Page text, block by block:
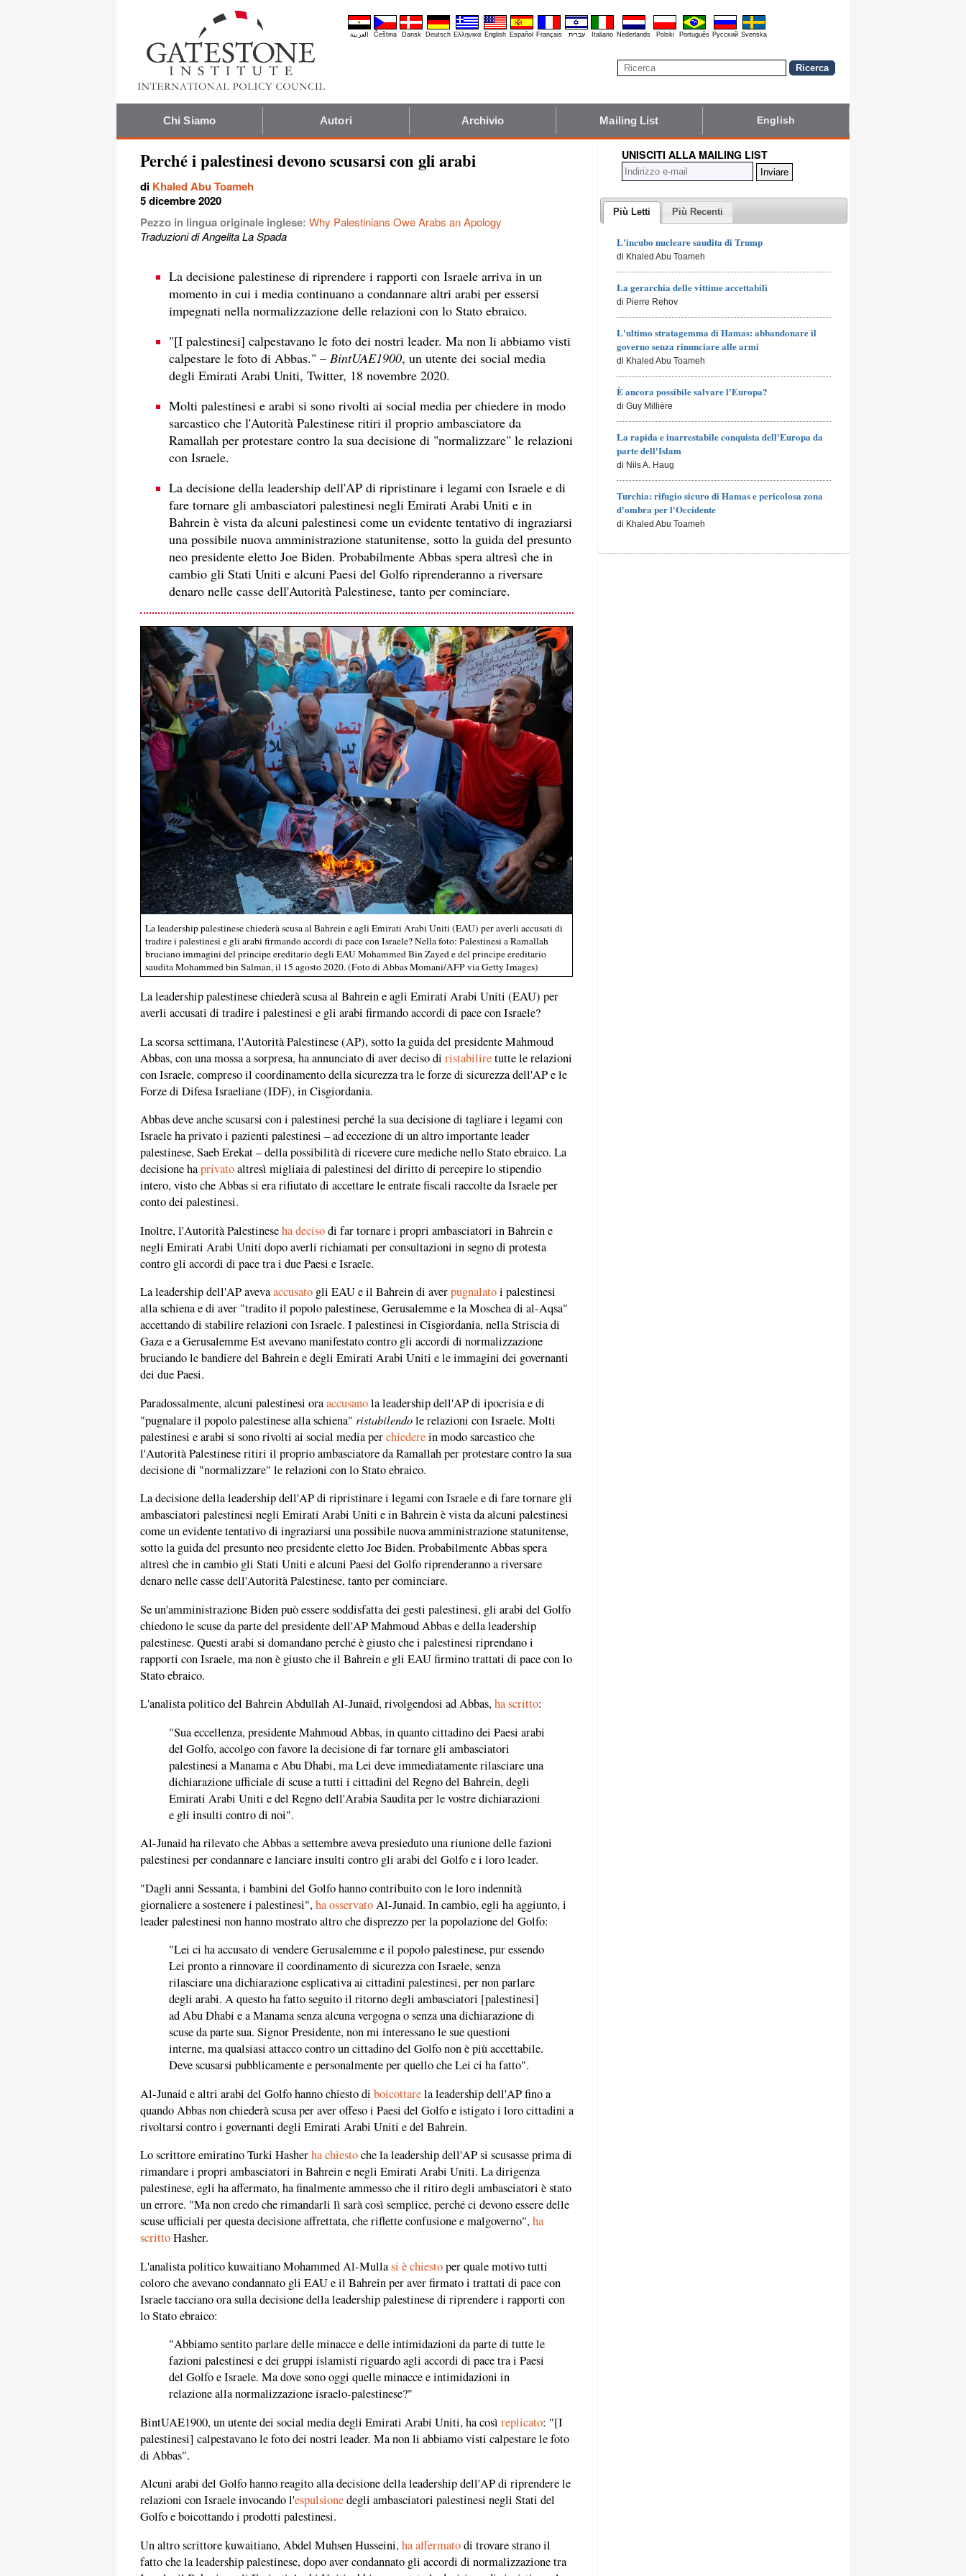
العربية Čeština Dansk Deutsch Ελληνικά English Español Français עברית Italiano Nederlands Polski Português Pyccĸий Svenska
Chi Siamo Autori Archivio Mailing List English
Perché i palestinesi devono scusarsi con gli arabi
di Khaled Abu Toameh
5 dicembre 2020
Pezzo in lingua originale inglese: Why Palestinians Owe Arabs an Apology
Traduzioni di Angelita La Spada
La decisione palestinese di riprendere i rapporti con Israele arriva in un
momento in cui i media continuano a condannare altri arabi per essersi
impegnati nella normalizzazione delle relazioni con lo Stato ebraico.
"[I palestinesi] calpestavano le foto dei nostri leader. Ma non li abbiamo visti
calpestare le foto di Abbas." – BintUAE1900, un utente dei social media
degli Emirati Arabi Uniti, Twitter, 18 novembre 2020.
Molti palestinesi e arabi si sono rivolti ai social media per chiedere in modo
sarcastico che l'Autorità Palestinese ritiri il proprio ambasciatore da
Ramallah per protestare contro la sua decisione di "normalizzare" le relazioni
con Israele.
La decisione della leadership dell'AP di ripristinare i legami con Israele e di
fare tornare gli ambasciatori palestinesi negli Emirati Arabi Uniti e in
Bahrein è vista da alcuni palestinesi come un evidente tentativo di ingraziarsi
una possibile nuova amministrazione statunitense, sotto la guida del presunto
neo presidente eletto Joe Biden. Probabilmente Abbas spera altresì che in
cambio gli Stati Uniti e alcuni Paesi del Golfo riprenderanno a riversare
denaro nelle casse dell'Autorità Palestinese, tanto per cominciare.
La leadership palestinese chiederà scusa al Bahrein e agli Emirati Arabi Uniti (EAU) per averli accusati di
tradire i palestinesi e gli arabi firmando accordi di pace con Israele? Nella foto: Palestinesi a Ramallah
bruciano immagini del principe ereditario degli EAU Mohammed Bin Zayed e del principe ereditario
saudita Mohammed bin Salman, il 15 agosto 2020. (Foto di Abbas Momani/AFP via Getty Images)
La leadership palestinese chiederà scusa al Bahrein e agli Emirati Arabi Uniti (EAU) per
averli accusati di tradire i palestinesi e gli arabi firmando accordi di pace con Israele?
La scorsa settimana, l'Autorità Palestinese (AP), sotto la guida del presidente Mahmoud
Abbas, con una mossa a sorpresa, ha annunciato di aver deciso di ristabiliretutte le relazioni
con Israele, compreso il coordinamento della sicurezza tra le forze di sicurezza dell'AP e le
Forze di Difesa Israeliane (IDF), in Cisgiordania.
Abbas deve anche scusarsi con i palestinesi perché la sua decisione di tagliare i legami con
Israele ha privato i pazienti palestinesi – ad eccezione di un altro importante leader
palestinese, Saeb Erekat – della possibilità di ricevere cure mediche nello Stato ebraico. La
decisione haprivatoaltresì migliaia di palestinesi del diritto di percepire lo stipendio
intero, visto che Abbas si era rifiutato di accettare le entrate fiscali raccolte da Israele per
conto dei palestinesi.
Inoltre, l'Autorità Palestineseha decisodi far tornare i propri ambasciatori in Bahrein e
negli Emirati Arabi Uniti dopo averli richiamati per consultazioni in segno di protesta
contro gli accordi di pace tra i due Paesi e Israele.
La leadership dell'AP avevaaccusato gli EAU e il Bahrein di averpugnalatoi palestinesi
alla schiena e di aver "tradito il popolo palestinese, Gerusalemme e la Moschea di al-Aqsa"
accettando di stabilire relazioni con Israele. I palestinesi in Cisgiordania, nella Striscia di
Gaza e a Gerusalemme Est avevano manifestato contro gli accordi di normalizzazione
bruciando le bandiere del Bahrein e degli Emirati Arabi Uniti e le immagini dei governanti
dei due Paesi.
Paradossalmente, alcuni palestinesi oraaccusanola leadership dell'AP di ipocrisia e di
"pugnalare il popolo palestinese alla schiena" ristabilendole relazioni con Israele. Molti
palestinesi e arabi si sono rivolti ai social media perchiederein modo sarcastico che
l'Autorità Palestinese ritiri il proprio ambasciatore da Ramallah per protestare contro la sua
decisione di "normalizzare" le relazioni con lo Stato ebraico.
La decisione della leadership dell'AP di ripristinare i legami con Israele e di fare tornare gli
ambasciatori palestinesi negli Emirati Arabi Uniti e in Bahrein è vista da alcuni palestinesi
come un evidente tentativo di ingraziarsi una possibile nuova amministrazione statunitense,
sotto la guida del presunto neo presidente eletto Joe Biden. Probabilmente Abbas spera
altresì che in cambio gli Stati Uniti e alcuni Paesi del Golfo riprenderanno a riversare
denaro nelle casse dell'Autorità Palestinese, tanto per cominciare.
Se un'amministrazione Biden può essere soddisfatta dei gesti palestinesi, gli arabi del Golfo
chiedono le scuse da parte del presidente dell'AP Mahmoud Abbas e della leadership
palestinese. Questi arabi si domandano perché è giusto che i palestinesi riprendano i
rapporti con Israele, ma non è giusto che il Bahrein e gli EAU firmino trattati di pace con lo
Stato ebraico.
L'analista politico del Bahrein Abdullah Al-Junaid, rivolgendosi ad Abbas,ha scritto:
"Sua eccellenza, presidente Mahmoud Abbas, in quanto cittadino dei Paesi arabi
del Golfo, accolgo con favore la decisione di far tornare gli ambasciatori
palestinesi a Manama e Abu Dhabi, ma Lei deve immediatamente rilasciare una
dichiarazione ufficiale di scuse a tutti i cittadini del Regno del Bahrein, degli
Emirati Arabi Uniti e del Regno dell'Arabia Saudita per le vostre dichiarazioni
e gli insulti contro di noi".
Al-Junaid ha rilevato che Abbas a settembre aveva presieduto una riunione delle fazioni
palestinesi per condannare e lanciare insulti contro gli arabi del Golfo e i loro leader.
"Dagli anni Sessanta, i bambini del Golfo hanno contribuito con le loro indennità
giornaliere a sostenere i palestinesi",ha osservatoAl-Junaid. In cambio, egli ha aggiunto, i
leader palestinesi non hanno mostrato altro che disprezzo per la popolazione del Golfo:
"Lei ci ha accusato di vendere Gerusalemme e il popolo palestinese, pur essendo
Lei pronto a rinnovare il coordinamento di sicurezza con Israele, senza
rilasciare una dichiarazione esplicativa ai cittadini palestinesi, per non parlare
degli arabi. A questo ha fatto seguito il ritorno degli ambasciatori [palestinesi]
ad Abu Dhabi e a Manama senza alcuna vergogna o senza una dichiarazione di
scuse da parte sua. Signor Presidente, non mi interessano le sue questioni
interne, ma qualsiasi attacco contro un cittadino del Golfo non è più accettabile.
Deve scusarsi pubblicamente e personalmente per quello che Lei ci ha fatto".
Al-Junaid e altri arabi del Golfo hanno chiesto di boicottarela leadership dell'AP fino a
quando Abbas non chiederà scusa per aver offeso i Paesi del Golfo e istigato i loro cittadini a
rivoltarsi contro i governanti degli Emirati Arabi Uniti e del Bahrein.
Lo scrittore emiratino Turki Hasherha chiestoche la leadership dell'AP si scusasse prima di
rimandare i propri ambasciatori in Bahrein e negli Emirati Arabi Uniti. La dirigenza
palestinese, egli ha affermato, ha finalmente ammesso che il ritiro degli ambasciatori è stato
un errore. "Ma non credo che rimandarli lì sarà così semplice, perché ci devono essere delle
scuse ufficiali per questa decisione affrettata, che riflette confusione e malgoverno",ha
scrittoHasher.
L'analista politico kuwaitiano Mohammed Al-Mullasi è chiestoper quale motivo tutti
coloro che avevano condannato gli EAU e il Bahrein per aver firmato i trattati di pace con
Israele tacciano ora sulla decisione della leadership palestinese di riprendere i rapporti con
lo Stato ebraico:
"Abbiamo sentito parlare delle minacce e delle intimidazioni da parte di tutte le
fazioni palestinesi e dei gruppi islamisti riguardo agli accordi di pace tra i Paesi
del Golfo e Israele. Ma dove sono oggi quelle minacce e intimidazioni in
relazione alla normalizzazione israelo-palestinese?"
BintUAE1900, un utente dei social media degli Emirati Arabi Uniti, ha così replicato: "[I
palestinesi] calpestavano le foto dei nostri leader. Ma non li abbiamo visti calpestare le foto
di Abbas".
Alcuni arabi del Golfo hanno reagito alla decisione della leadership dell'AP di riprendere le
relazioni con Israele invocando l'espulsionedegli ambasciatori palestinesi negli Stati del
Golfo e boicottando i prodotti palestinesi.
Un altro scrittore kuwaitiano, Abdel Muhsen Husseini,ha affermatodi trovare strano il
fatto che la leadership palestinese, dopo aver condannato gli accordi di normalizzazione tra
UNISCITI ALLA MAILING LIST
Più Letti Più Recenti
L'incubo nucleare saudita di Trump
di Khaled Abu Toameh
La gerarchia delle vittime accettabili
di Pierre Rehov
L'ultimo stratagemma di Hamas: abbandonare il
governo senza rinunciare alle armi
di Khaled Abu Toameh
È ancora possibile salvare l'Europa?
di Guy Millière
La rapida e inarrestabile conquista dell'Europa da
parte dell'Islam
di Nils A. Haug
Turchia: rifugio sicuro di Hamas e pericolosa zona
d'ombra per l'Occidente
di Khaled Abu Toameh